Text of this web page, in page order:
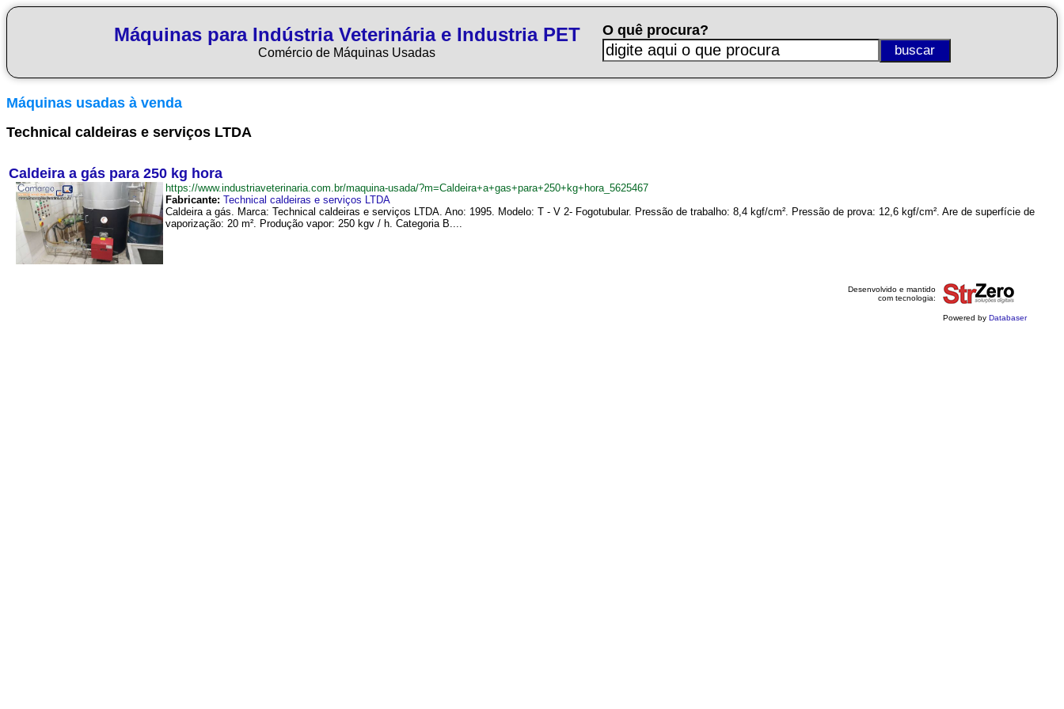
Máquinas para Indústria Veterinária e Industria PET
Comércio de Máquinas Usadas
O quê procura?
Máquinas usadas à venda
Technical caldeiras e serviços LTDA
Caldeira a gás para 250 kg hora
https://www.industriaveterinaria.com.br/maquina-usada/?m=Caldeira+a+gas+para+250+kg+hora_5625467
Fabricante: Technical caldeiras e serviços LTDA
Caldeira a gás. Marca: Technical caldeiras e serviços LTDA. Ano: 1995. Modelo: T - V 2- Fogotubular. Pressão de trabalho: 8,4 kgf/cm². Pressão de prova: 12,6 kgf/cm². Are de superfície de
vaporização: 20 m². Produção vapor: 250 kgv / h. Categoria B....
Desenvolvido e mantido
com tecnologia:
Powered by Databaser